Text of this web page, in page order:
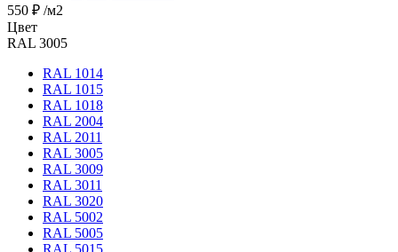
550 ₽ /м2
Цвет
RAL 3005
RAL 1014
RAL 1015
RAL 1018
RAL 2004
RAL 2011
RAL 3005
RAL 3009
RAL 3011
RAL 3020
RAL 5002
RAL 5005
RAL 5015